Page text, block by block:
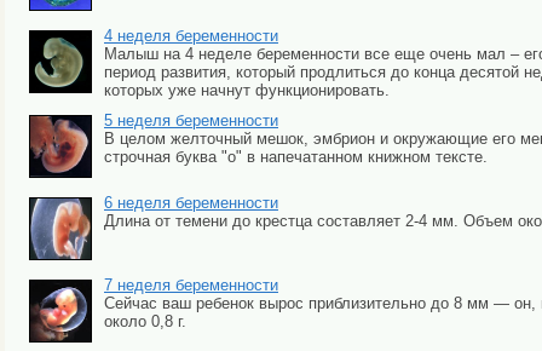
4 неделя беременности
Малыш на 4 неделе беременности все еще очень мал –
период развития, который продлиться до конца десятой
которых уже начнут функционировать.
5 неделя беременности
В целом желточный мешок, эмбрион и окружающие его
строчная буква "о" в напечатанном книжном тексте.
6 неделя беременности
Длина от темени до крестца составляет 2-4 мм. Объем
7 неделя беременности
Сейчас ваш ребенок вырос приблизительно до 8 мм — он,
около 0,8 г.